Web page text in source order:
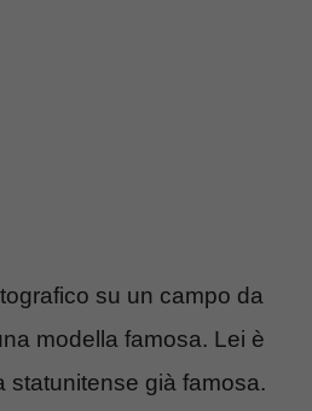
su un campo da
modella famosa. Lei è
statunitense già famosa.